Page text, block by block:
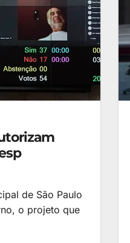
de São Paulo
o projeto que